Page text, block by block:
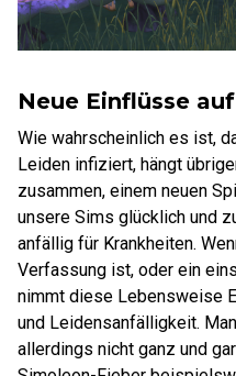
Neue Einflüsse
Wie wahrscheinlich es ist,
Leiden infiziert, hängt
zusammen, einem neuen
unsere Sims glücklich und
anfällig für Krankheiten.
Verfassung ist, oder ein
nimmt diese Lebensweise
und Leidensanfälligkeit.
allerdings nicht ganz und